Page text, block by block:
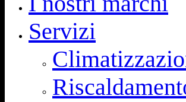
Servizi